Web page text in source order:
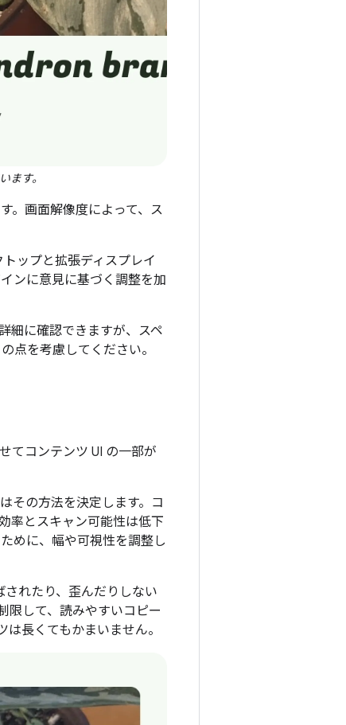
ます。
。画面解像度によって、ス
ップと拡張ディスプレイ
ンに意見に基づく調整を加
細に確認できますが、スペ
点を考慮してください。
てコンテンツ UI の一部が
その方法を決定します。コ
率とスキャン可能性は低下
めに、幅や可視性を調整し
れたり、歪んだりしない
限して、読みやすいコピー
長くてもかまいません。